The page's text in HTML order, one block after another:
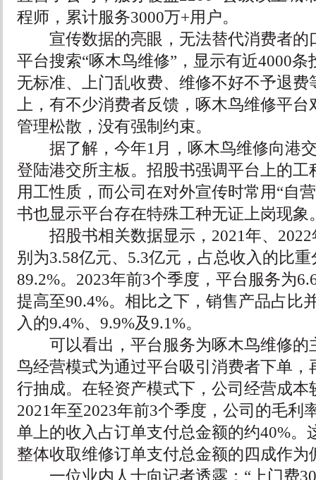
程师，累计服务3000万+用户。
宣传数据的亮眼，无法替代消费者的
平台搜索“啄木鸟维修”，显示有近4000
无标准、上门乱收费、维修不好不予退费
上，有不少消费者反馈，啄木鸟维修平
管理松散，没有强制约束。
据了解，今年1月，啄木鸟维修向港
登陆港交所主板。招股书强调平台上的工
用工性质，而公司在对外宣传时常用“自
书也显示平台存在特殊工种无证上岗现象
招股书相关数据显示，2021年、2022
别为3.58亿元、5.3亿元，占总收入的比重
89.2%。2023年前3个季度，平台服务为
提高至90.4%。相比之下，销售产品占比
入的9.4%、9.9%及9.1%。
可以看出，平台服务为啄木鸟维修的
鸟经营模式为通过平台吸引消费者下单，
行抽成。在轻资产模式下，公司经营成本
2021年至2023年前3个季度，公司的毛利
单上的收入占订单支付总金额的约40%。
整体收取维修订单支付总金额的四成作为
一位业内人士向记者透露：“上门费